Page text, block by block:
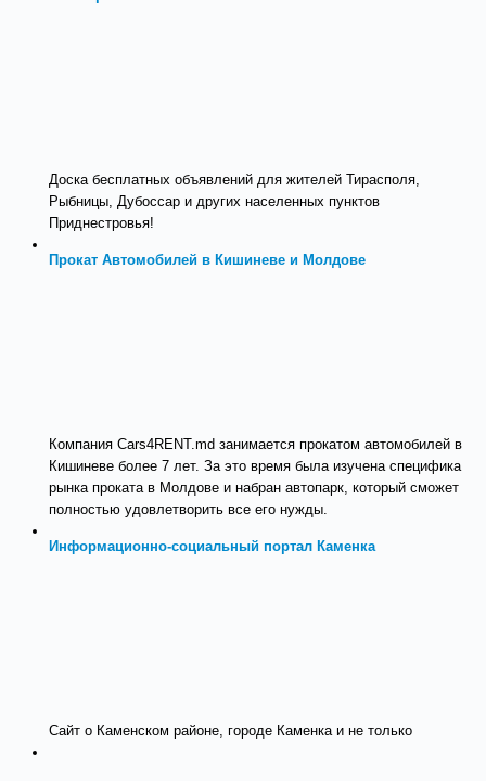
Доска бесплатных объявлений для жителей Тирасполя,
Рыбницы, Дубоссар и других населенных пунктов
Приднестровья!
Прокат Автомобилей в Кишиневе и Молдове
Компания Cars4RENT.md занимается прокатом автомобилей в
Кишиневе более 7 лет. За это время была изучена специфика
рынка проката в Молдове и набран автопарк, который сможет
полностью удовлетворить все его нужды.
Информационно-социальный портал Каменка
Сайт о Каменском районе, городе Каменка и не только